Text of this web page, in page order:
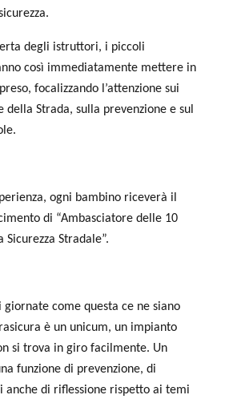
degli istruttori, i piccoli
così immediatamente mettere in
focalizzando l’attenzione sui
della Strada, sulla prevenzione e sul
ogni bambino riceverà il
di “Ambasciatore delle 10
Sicurezza Stradale”.
giornate come questa ce ne siano
è un unicum, un impianto
si trova in giro facilmente. Un
funzione di prevenzione, di
anche di riflessione rispetto ai temi